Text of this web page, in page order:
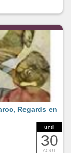
until
30
AOUT
Regards en